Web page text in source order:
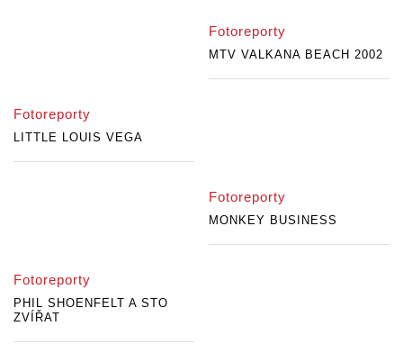
Fotoreporty
MTV VALKANA BEACH 2002
Fotoreporty
LITTLE LOUIS VEGA
Fotoreporty
MONKEY BUSINESS
Fotoreporty
PHIL SHOENFELT A STO
ZVÍŘAT